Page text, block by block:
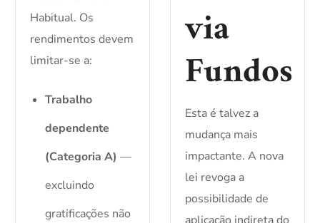
Habitual. Os
rendimentos devem
limitar-se a:
Trabalho
dependente
(Categoria A) —
excluindo
gratificações não
via
Fundos
Esta é talvez a
mudança mais
impactante. A nova
lei revoga a
possibilidade de